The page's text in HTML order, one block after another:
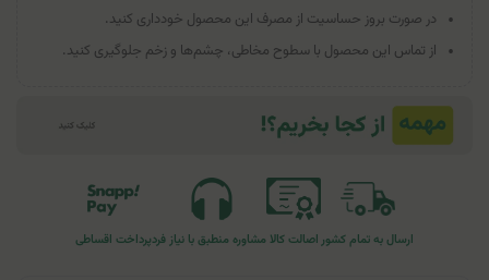
در صورت بروز حساسیت از مصرف این محصول خودداری کنید.
از تماس این محصول با سطوح مخاطی، چشم‌ها و زخم جلوگیری کنید.
ارسال به تمام کشوراصالت کالا مشاوره منطبق با نیاز فردپرداخت اقساطی